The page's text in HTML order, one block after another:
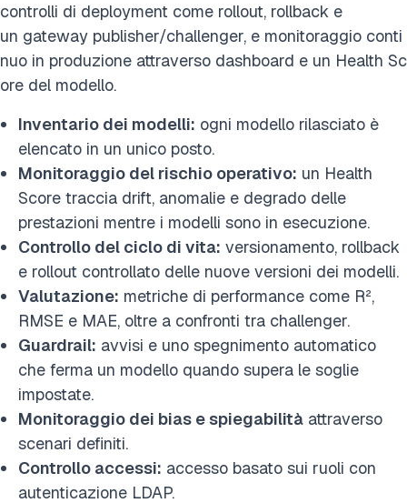
controlli di deployment come rollout, rollback e
un gateway publisher/challenger, e monitoraggio conti
nuo in produzione attraverso dashboard e un Health Sc
ore del modello.
Inventario dei modelli: ogni modello rilasciato è
elencato in un unico posto.
Monitoraggio del rischio operativo: un Health
Score traccia drift, anomalie e degrado delle
prestazioni mentre i modelli sono in esecuzione.
Controllo del ciclo di vita: versionamento, rollback
e rollout controllato delle nuove versioni dei modelli.
Valutazione: metriche di performance come R²,
RMSE e MAE, oltre a confronti tra challenger.
Guardrail: avvisi e uno spegnimento automatico
che ferma un modello quando supera le soglie
impostate.
Monitoraggio dei bias e spiegabilità attraverso
scenari definiti.
Controllo accessi: accesso basato sui ruoli con
autenticazione LDAP.